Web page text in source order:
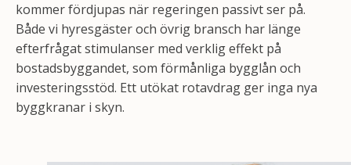
kommer fördjupas när regeringen passivt ser på.
Både vi hyresgäster och övrig bransch har länge
efterfrågat stimulanser med verklig effekt på
bostadsbyggandet, som förmånliga bygglån och
investeringsstöd. Ett utökat rotavdrag ger inga nya
byggkranar i skyn.